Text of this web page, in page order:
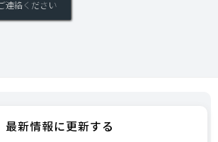
連絡ください
最新情報に更新する